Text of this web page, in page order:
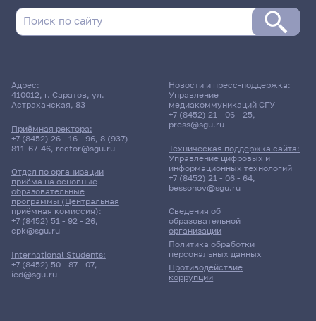
Адрес:
410012, г. Саратов, ул.
Астраханская, 83
Приёмная ректора:
+7 (8452) 26 - 16 - 96, 8 (937)
811-67-46, rector@sgu.ru
Отдел по организации
приёма на основные
образовательные
программы (Центральная
приёмная комиссия):
+7 (8452) 51 - 92 - 26,
cpk@sgu.ru
International Students:
+7 (8452) 50 - 87 - 07,
ied@sgu.ru
Сведения об
образовательной
организации
Политика обработки
персональных данных
Противодействие
коррупции
Новости и пресс-поддержка:
Управление
медиакоммуникаций СГУ
+7 (8452) 21 - 06 - 25,
press@sgu.ru
Техническая поддержка сайта:
Управление цифровых и
информационных технологий
+7 (8452) 21 - 06 - 64,
bessonov@sgu.ru